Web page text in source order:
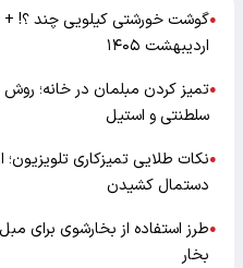
●
اردیبهشت ۱۴۰۵
●تمیز کردن مبلمان در خانه؛
سلطنتی و استیل
●نکات طلایی تمیزکاری
دستمال کشیدن
●طرز استفاده از بخارشوی برای
بخار